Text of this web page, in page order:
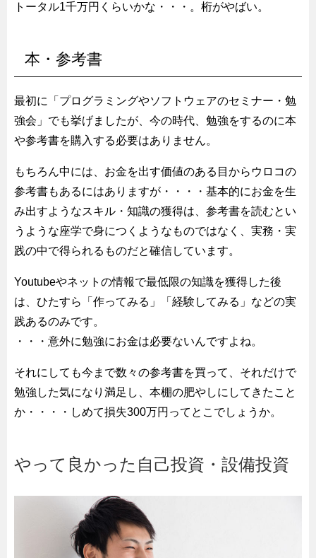
トータル1千万円くらいかな・・・。桁がやばい。
本・参考書
最初に「プログラミングやソフトウェアのセミナー・勉
強会」でも挙げましたが、今の時代、勉強をするのに本
や参考書を購入する必要はありません。
もちろん中には、お金を出す価値のある目からウロコの
参考書もあるにはありますが・・・・基本的にお金を生
み出すようなスキル・知識の獲得は、参考書を読むとい
うような座学で身につくようなものではなく、実務・実
践の中で得られるものだと確信しています。
Youtubeやネットの情報で最低限の知識を獲得した後
は、ひたすら「作ってみる」「経験してみる」などの実
践あるのみです。
・・・意外に勉強にお金は必要ないんですよね。
それにしても今まで数々の参考書を買って、それだけで
勉強した気になり満足し、本棚の肥やしにしてきたこと
か・・・・しめて損失300万円ってとこでしょうか。
やって良かった自己投資・設備投資